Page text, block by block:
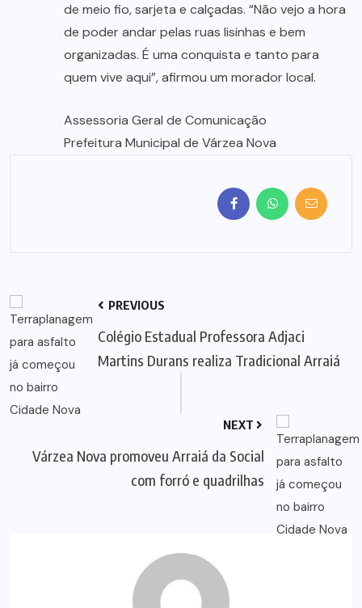
de meio fio, sarjeta e calçadas. “Não vejo a hora
de poder andar pelas ruas lisinhas e bem
organizadas. É uma conquista e tanto para
quem vive aqui”, afirmou um morador local.
Assessoria Geral de Comunicação
Prefeitura Municipal de Várzea Nova
PREVIOUS
Colégio Estadual Professora Adjaci
Martins Durans realiza Tradicional Arraiá
NEXT
Várzea Nova promoveu Arraiá da Social
com forró e quadrilhas